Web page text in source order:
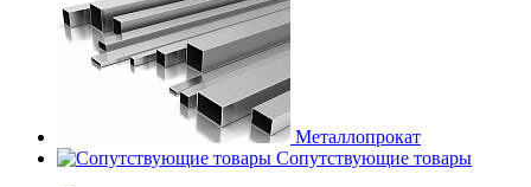
Металлопрокат
Сопутствующие товары